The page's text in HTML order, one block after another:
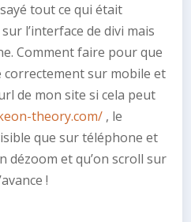
tout ce qui était
l’interface de divi mais
Comment faire pour que
correctement sur mobile et
de mon site si cela peut
theory.com/ , le
que sur téléphone et
dézoom et qu’on scroll sur
!